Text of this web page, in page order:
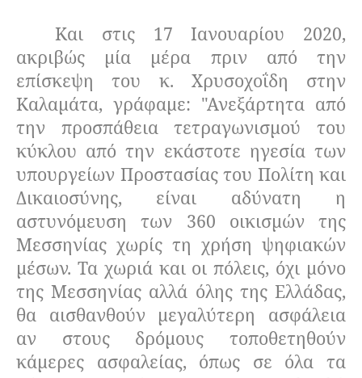
Και στις 17 Ιανουαρίου 2020,
ακριβώς μία μέρα πριν από την
επίσκεψη του κ. Χρυσοχοΐδη στην
Καλαμάτα, γράφαμε: "Ανεξάρτητα από
την προσπάθεια τετραγωνισμού του
κύκλου από την εκάστοτε ηγεσία των
υπουργείων Προστασίας του Πολίτη και
Δικαιοσύνης, είναι αδύνατη η
αστυνόμευση των 360 οικισμών της
Μεσσηνίας χωρίς τη χρήση ψηφιακών
μέσων. Τα χωριά και οι πόλεις, όχι μόνο
της Μεσσηνίας αλλά όλης της Ελλάδας,
θα αισθανθούν μεγαλύτερη ασφάλεια
αν στους δρόμους τοποθετηθούν
κάμερες ασφαλείας, όπως σε όλα τα